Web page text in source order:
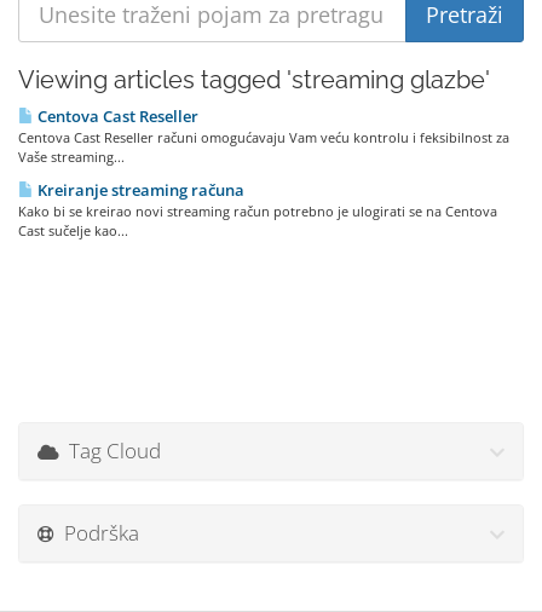
Viewing articles tagged 'streaming glazbe'
Centova Cast Reseller
Centova Cast Reseller računi omogućavaju Vam veću kontrolu i feksibilnost za
Vaše streaming...
Kreiranje streaming računa
Kako bi se kreirao novi streaming račun potrebno je ulogirati se na Centova
Cast sučelje kao...
Tag Cloud
Podrška